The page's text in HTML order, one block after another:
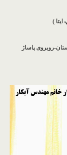
روبروی پاساژ